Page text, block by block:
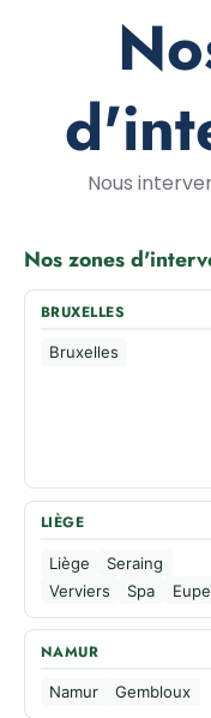
Nous
Nos zones
BRUXELLES
Bruxelles
LIÈGE
Liège
Seraing
Verviers
Spa
NAMUR
Namur Gembloux